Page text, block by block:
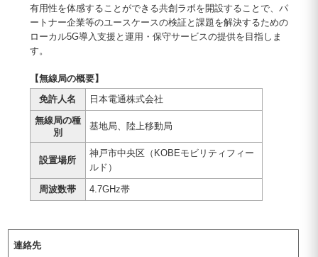
有用性を体感することができる共創ラボを開設することで、パ
ートナー企業等のユースケースの検証と課題を解決するための
ローカル5G導入支援と運用・保守サービスの提供を目指しま
す。
【無線局の概要】
免許人名
日本電通株式会社
無線局の種
別
基地局、陸上移動局
設置場所
神戸市中央区（KOBEモビリティフィー
ルド）
周波数帯 4.7GHz帯
連絡先